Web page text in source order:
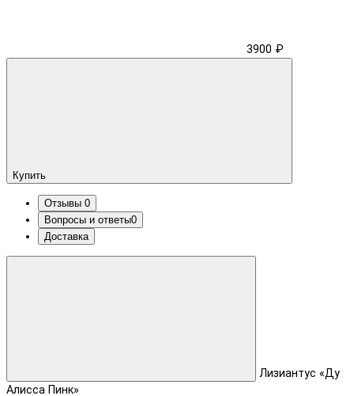
3900 ₽
Купить
Отзывы 0
Вопросы и ответы0
Доставка
Лизиантус «Ду
Алисса Пинк»